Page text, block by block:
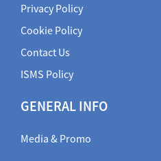
Privacy Policy
Cookie Policy
Contact Us
ISMS Policy
GENERAL INFO
Media & Promo